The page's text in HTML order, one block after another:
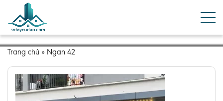
Trang chủ » Ngan 42